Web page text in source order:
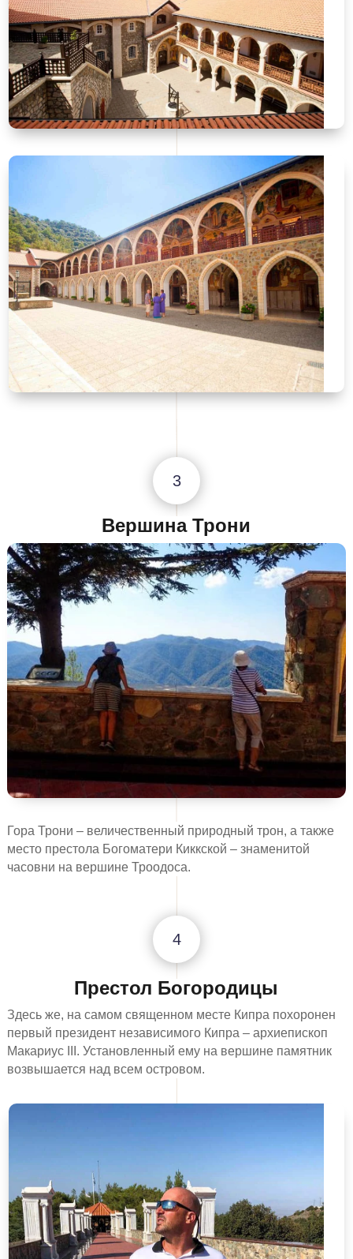
3
Вершина Трони
Гора Трони – величественный природный трон, а также
место престола Богоматери Киккской – знаменитой
часовни на вершине Троодоса.
4
Престол Богородицы
Здесь же, на самом священном месте Кипра похоронен
первый президент независимого Кипра – архиепископ
Макариус III. Установленный ему на вершине памятник
возвышается над всем островом.